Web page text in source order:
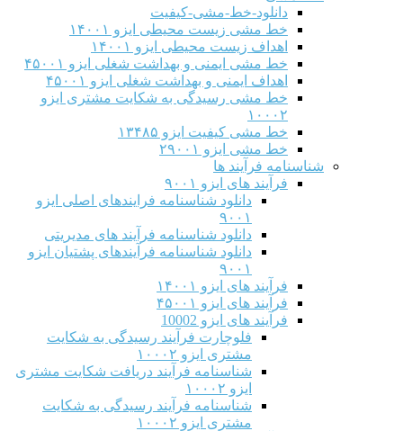
دانلود-خط-مشی-کیفیت
خط مشی زیست محیطی ایزو ۱۴۰۰۱
اهداف زیست محیطی ایزو ۱۴۰۰۱
خط مشی ایمنی و بهداشت شغلی ایزو ۴۵۰۰۱
اهداف ایمنی و بهداشت شغلی ایزو ۴۵۰۰۱
خط مشی رسیدگی به شکایت مشتری ایزو
۱۰۰۰۲
خط مشی کیفیت ایزو ۱۳۴۸۵
خط مشی ایزو ۲۹۰۰۱
شناسنامه فرآیند ها
فرآیند های ایزو ۹۰۰۱
دانلود شناسنامه فرایندهای اصلی ایزو
۹۰۰۱
دانلود شناسنامه فرآیند های مدیریتی
دانلود شناسنامه فرآیندهای پشتیان ایزو
۹۰۰۱
فرآیند های ایزو ۱۴۰۰۱
فرآیند های ایزو ۴۵۰۰۱
فرآیند های ایزو 10002
فلوچارت فرآیند رسیدگی به شکایت
مشتری ایزو ۱۰۰۰۲
شناسنامه فرآیند دریافت شکایت مشتری
ایزو ۱۰۰۰۲
شناسنامه فرآیند رسیدگی به شکایت
مشتری ایزو ۱۰۰۰۲